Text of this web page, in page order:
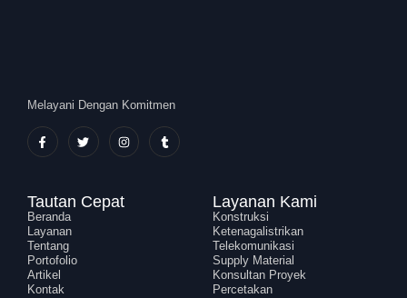
Melayani Dengan Komitmen
Tautan Cepat
Beranda
Layanan
Tentang
Portofolio
Artikel
Kontak
Layanan Kami
Konstruksi
Ketenagalistrikan
Telekomunikasi
Supply Material
Konsultan Proyek
Percetakan